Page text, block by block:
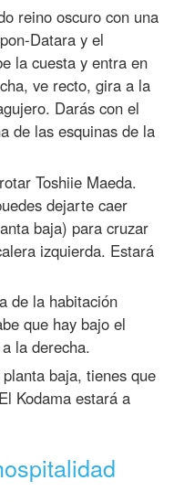
reino oscuro con una
Datara y el
la cuesta y entra en
ve recto, gira a la
Darás con el
de las esquinas de la
Toshiie Maeda.
dejarte caer
baja) para cruzar
izquierda. Estará
de la habitación
que hay bajo el
la derecha.
baja, tienes que
Kodama estará a